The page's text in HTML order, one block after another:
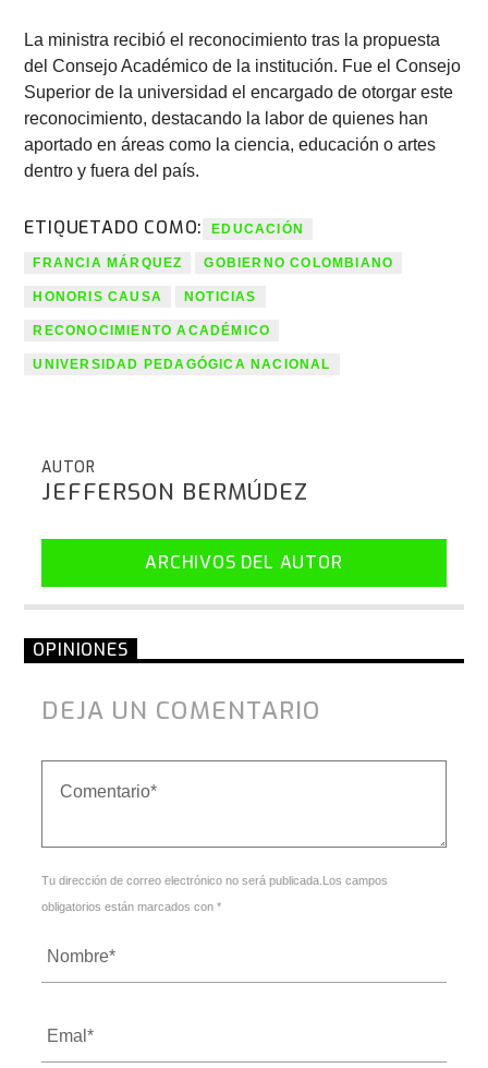
La ministra recibió el reconocimiento tras la propuesta
del Consejo Académico de la institución. Fue el Consejo
Superior de la universidad el encargado de otorgar este
reconocimiento, destacando la labor de quienes han
aportado en áreas como la ciencia, educación o artes
dentro y fuera del país.
ETIQUETADO COMO: EDUCACIÓN
FRANCIA MÁRQUEZ GOBIERNO COLOMBIANO
HONORIS CAUSA NOTICIAS
RECONOCIMIENTO ACADÉMICO
UNIVERSIDAD PEDAGÓGICA NACIONAL
AUTOR
JEFFERSON BERMÚDEZ
ARCHIVOS DEL AUTOR
OPINIONES
DEJA UN COMENTARIO
Tu dirección de correo electrónico no será publicada.Los campos
obligatorios están marcados con *